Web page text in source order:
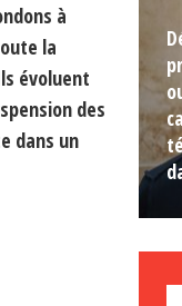
à
la
évoluent
des
dans un